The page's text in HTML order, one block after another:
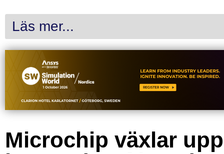
Läs mer...
Microchip växlar upp